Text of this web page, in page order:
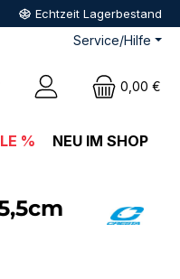
Echtzeit Lagerbestand
Service/Hilfe
Du hast 0 Produkte auf dem
0,00 €
% NEU IM SHOP